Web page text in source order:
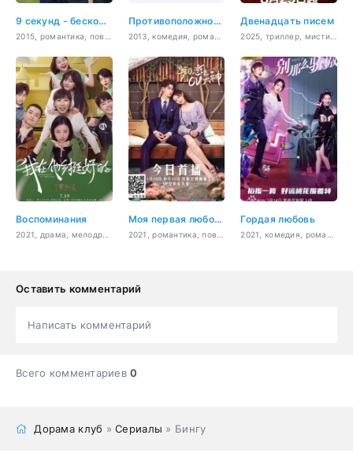
9 секунд - бесконечность Противоположности притягиваются Двенадцать писем
2025, триллер, мистика, романтика, фэнтези
Воспоминания Моя первая любовь - это ты Гордая любовь
Оставить комментарий
Написать комментарий
Всего комментариев0
Дорама клуб »Сериалы » Бингу